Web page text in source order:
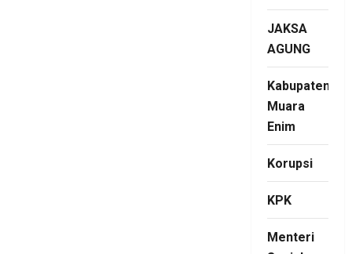
JAKSA
AGUNG
Kabupaten
Muara
Enim
Korupsi
KPK
Menteri